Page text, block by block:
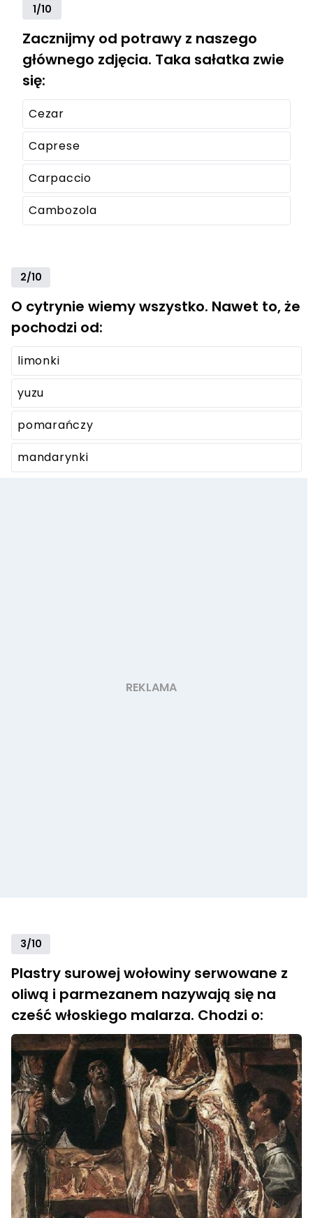
1/10
Zacznijmy od potrawy z naszego
głównego zdjęcia. Taka sałatka zwie
się:
Cezar
Caprese
Carpaccio
Cambozola
2/10
O cytrynie wiemy wszystko. Nawet to, że
pochodzi od:
limonki
yuzu
pomarańczy
mandarynki
3/10
Plastry surowej wołowiny serwowane z
oliwą i parmezanem nazywają się na
cześć włoskiego malarza. Chodzi o: